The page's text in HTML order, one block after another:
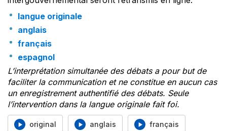
langue originale
anglais
français
espagnol
L’interprétation simultanée des débats a pour but de
faciliter la communication et ne constitue en aucun cas
un enregistrement authentifié des débats. Seule
l’intervention dans la langue originale fait foi.
original anglais français